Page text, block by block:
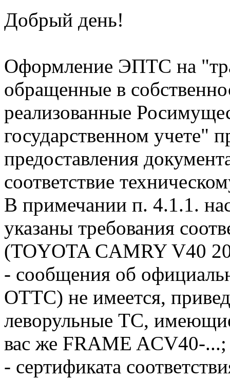
Добрый день!
Оформление ЭПТС на
обращенные в
реализованные
государственном учете"
предоставления
соответствие
В примечании п. 4.1.1.
указаны требования
(TOYOTA CAMRY V40
- сообщения об
ОТТС) не имеется,
леворульные ТС,
вас же FRAME ACV40-...;
- сертификата